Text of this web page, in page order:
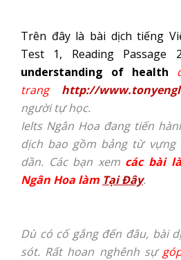
Trên đây là bài dịch tiếng
Test 1, Reading Passage
understanding of health
trang
http://
người tự học.
Ielts Ngân Hoa đang tiến
dịch bao gồm bảng từ vựng
dần. Các bạn xem các bài
Ngân Hoa làm Tại Đây.
Dù có cố gắng đến đâu, bài
sót. Rất hoan nghênh sự